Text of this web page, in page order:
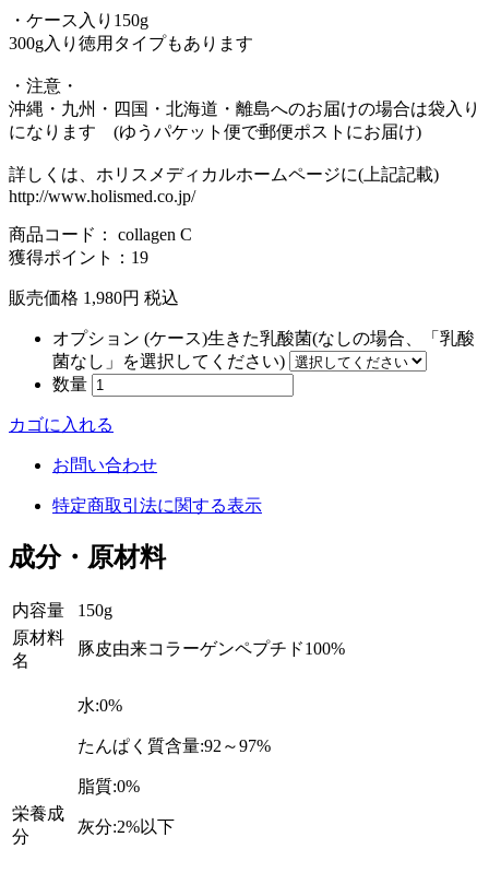
・ケース入り150g
300g入り徳用タイプもあります
・注意・
沖縄・九州・四国・北海道・離島へのお届けの場合は袋入り
になります (ゆうパケット便で郵便ポストにお届け)
詳しくは、ホリスメディカルホームページに(上記記載)
http://www.holismed.co.jp/
商品コード： collagen C
獲得ポイント：19
販売価格 1,980円 税込
オプション (ケース)生きた乳酸菌(なしの場合、「乳酸
菌なし」を選択してください)
数量
カゴに入れる
お問い合わせ
特定商取引法に関する表示
成分・原材料
内容量
150g
原材料
名
豚皮由来コラーゲンペプチド100%
栄養成
分
水:0%
たんぱく質含量:92～97%
脂質:0%
灰分:2%以下